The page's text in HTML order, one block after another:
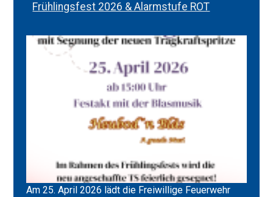
Frühlingsfest 2026 & Alarmstufe ROT
Am 25. April 2026 lädt die Freiwillige Feuerwehr